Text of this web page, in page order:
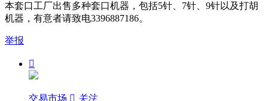
本套口工厂出售多种套口机器，包括5针、7针、9针以及打胡
机器，有意者请致电3396887186。
举报

交易市场  关注